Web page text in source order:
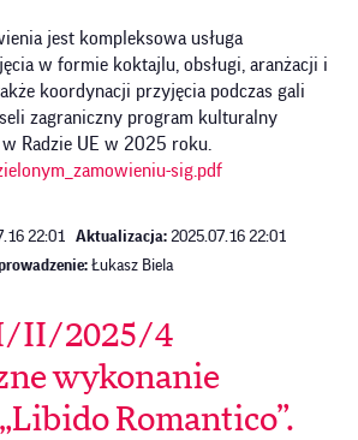
jest kompleksowa usługa
w formie koktajlu, obsługi, aranżacji i
koordynacji przyjęcia podczas gali
zagraniczny program kulturalny
Radzie UE w 2025 roku.
sig.pdf
22:01 Aktualizacja: 2025.07.16 22:01
Łukasz Biela
II/2025/4
wykonanie
Romantico”.